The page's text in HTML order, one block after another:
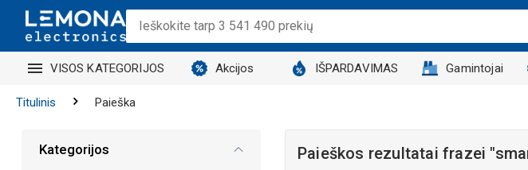
VISOS KATEGORIJOS Akcijos IŠPARDAVIMAS Gamintojai
Titulinis Paieška
Paieškos rezultatai frazei
Kategorijos